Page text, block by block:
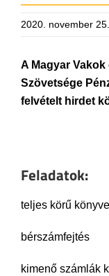
2020. november 25.
A Magyar
Szövetsége
felvételt hirdet
Feladatok:
teljes körű
bérszámfejtés
kimenő számlák